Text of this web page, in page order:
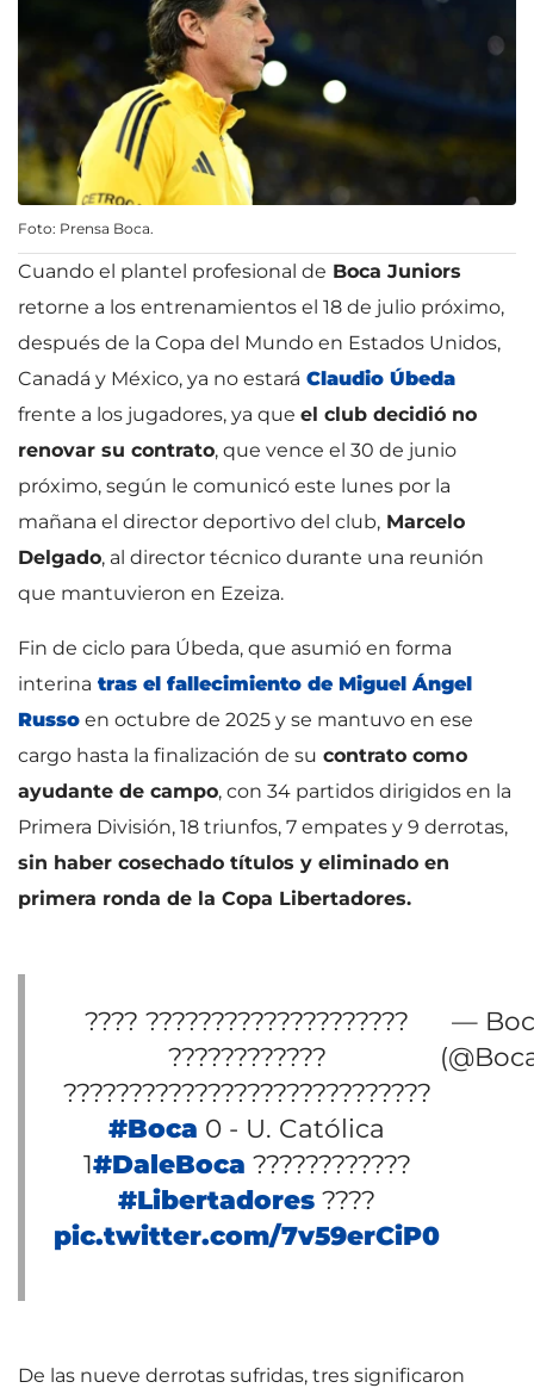
Foto: Prensa Boca.
Cuando el plantel profesional de Boca Juniors
retorne a los entrenamientos el 18 de julio próximo,
después de la Copa del Mundo en Estados Unidos,
Canadá y México, ya no estará Claudio Úbeda
frente a los jugadores, ya que el club decidió no
renovar su contrato, que vence el 30 de junio
próximo, según le comunicó este lunes por la
mañana el director deportivo del club, Marcelo
Delgado, al director técnico durante una reunión
que mantuvieron en Ezeiza.
Fin de ciclo para Úbeda, que asumió en forma
interina tras el fallecimiento de Miguel Ángel
Russo en octubre de 2025 y se mantuvo en ese
cargo hasta la finalización de su contrato como
ayudante de campo, con 34 partidos dirigidos en la
Primera División, 18 triunfos, 7 empates y 9 derrotas,
sin haber cosechado títulos y eliminado en
primera ronda de la Copa Libertadores.
???? ????????????????????
????????????
????????????????????????????
#Boca 0 - U. Católica
1#DaleBoca ????????????
#Libertadores ????
pic.twitter.com/7v59erCiP0
—
De las nueve derrotas sufridas, tres significaron